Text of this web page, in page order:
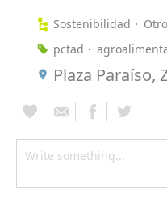
Sostenibilidad
pctad
Plaza Paraíso,